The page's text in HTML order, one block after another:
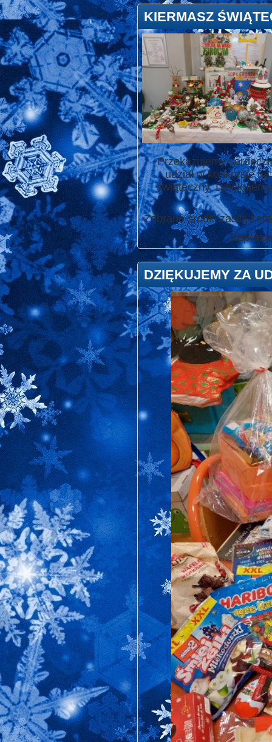
KIERMASZ
Przekazujemy
udział w konkursie
świąteczny.
Zebrane środki zasilą
DZIĘKUJEMY ZA